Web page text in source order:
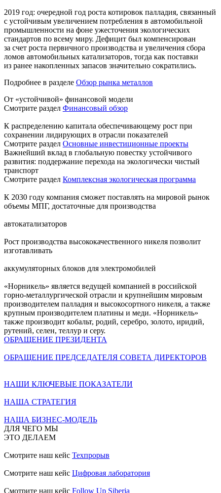
2019 год: очередной год роста котировок палладия, связанный
с устойчивым увеличением потребления в автомобильной
промышленности на фоне ужесточения экологических
стандартов по всему миру. Дефицит был компенсирован
за счет роста первичного производства и увеличения сбора
ломов автомобильных катализаторов, тогда как поставки
из ранее накопленных запасов значительно сократились.
Подробнее в разделе Обзор рынка металлов
От «устойчивой» финансовой модели
Смотрите раздел Финансовый обзор
К распределению капитала обеспечивающему рост при
сохранении лидирующих в отрасли показателей
Смотрите раздел Основные инвестиционные проекты
Важнейший вклад в глобальную повестку устойчивого
развития: поддержание перехода на экологически чистый
транспорт
Смотрите раздел Комплексная экологическая программа
К 2030 году компания сможет поставлять на мировой рынок
объемы МПГ, достаточные для производства
автокатализаторов
Рост производства высококачественного никеля позволит
изготавливать
аккумуляторных блоков для электромобилей
«Норникель» является ведущей компанией в российской
горно-металлургической отрасли и крупнейшим мировым
производителем палладия и высокосортного никеля, а также
крупным производителем платины и меди. «Норникель»
также производит кобальт, родий, серебро, золото, иридий,
рутений, селен, теллур и серу.
ОБРАЩЕНИЕ ПРЕЗИДЕНТА
ОБРАЩЕНИЕ ПРЕДСЕДАТЕЛЯ СОВЕТА ДИРЕКТОРОВ
НАШИ КЛЮЧЕВЫЕ ПОКАЗАТЕЛИ
НАША СТРАТЕГИЯ
НАША БИЗНЕС-МОДЕЛЬ
ДЛЯ ЧЕГО МЫ
ЭТО ДЕЛАЕМ
Смотрите наш кейс Техпрорыв
Смотрите наш кейс Цифровая лаборатория
Смотрите наш кейс Follow Up Siberia